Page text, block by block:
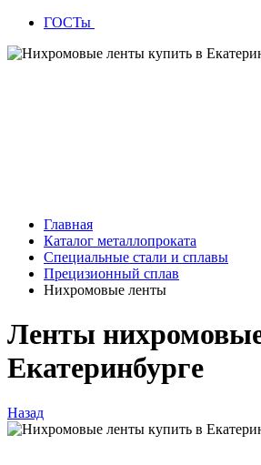
ГОСТы
Главная
Каталог металлопроката
Специальные стали и сплавы
Прецизионный сплав
Нихромовые ленты
Ленты
Екатеринбурге
Назад